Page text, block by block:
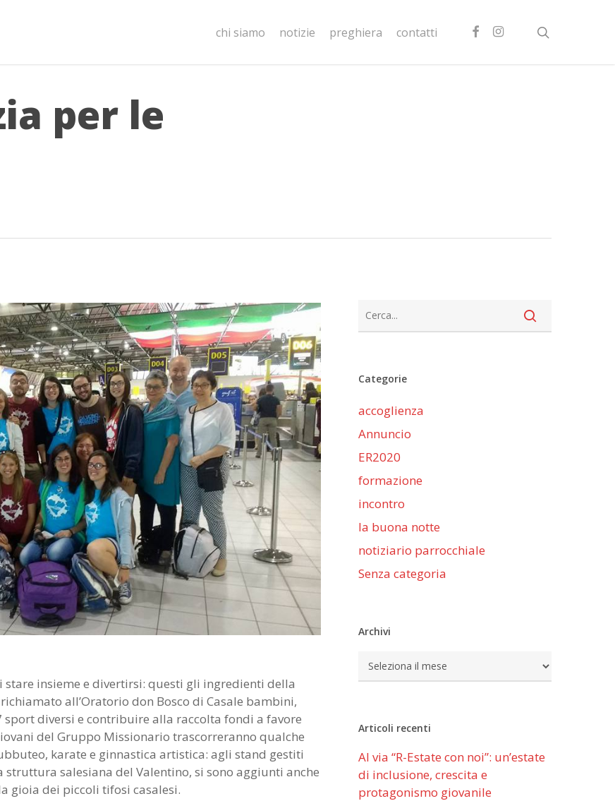
chi siamo notizie preghiera contatti facebookinstagram
per le
insieme e divertirsi: questi gli ingredienti della
all’Oratorio don Bosco di Casale bambini,
diversi e contribuire alla raccolta fondi a favore
del Gruppo Missionario trascorreranno qualche
karate e ginnastica artistica: agli stand gestiti
salesiana del Valentino, si sono aggiunti anche
gioia dei piccoli tifosi casalesi.
Categorie
accoglienza
Annuncio
ER2020
formazione
incontro
la buona notte
notiziario parrocchiale
Senza categoria
Archivi
Archivi
Articoli recenti
Al via “R-Estate con noi”: un’estate
di inclusione, crescita e
protagonismo giovanile